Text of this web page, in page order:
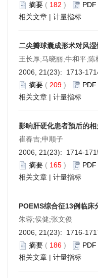
摘要 ( 182 ) PDF
相关文章 | 计量指标
二尖瓣球囊成形术对风
王长厚;马晓丽;牛和平;陈
2006, 21(23): 1713-
摘要 ( 209 ) PDF
相关文章 | 计量指标
影响肝硬化患者预后的
崔春吉;申顺子
2006, 21(23): 1714-
摘要 ( 165 ) PDF
相关文章 | 计量指标
POEMS综合征13例临床
朱蓉;侯健;张文俊
2006, 21(23): 1716-
摘要 ( 186 ) PDF
相关文章 | 计量指标